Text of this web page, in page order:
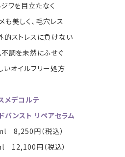
ワを目立たなく
も美しく、毛穴レス
的ストレスに負けない
調を未然にふせぐ
いオイルフリー処方
メデコルテ
バンスト リペアセラム
円（税込）
円（税込）